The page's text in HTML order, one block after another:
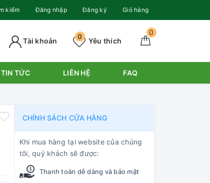
kiếm Đăng nhập Đăng ký Giỏ hàng
0
Yêu thích
0
Tài khoản
TIN TỨC LIÊN HỆ FAQ
CHÍNH SÁCH CỬA HÀNG
Khi mua hàng tại website của chúng
tôi, quý khách sẽ được:
Thanh toán dễ dàng và bảo mật